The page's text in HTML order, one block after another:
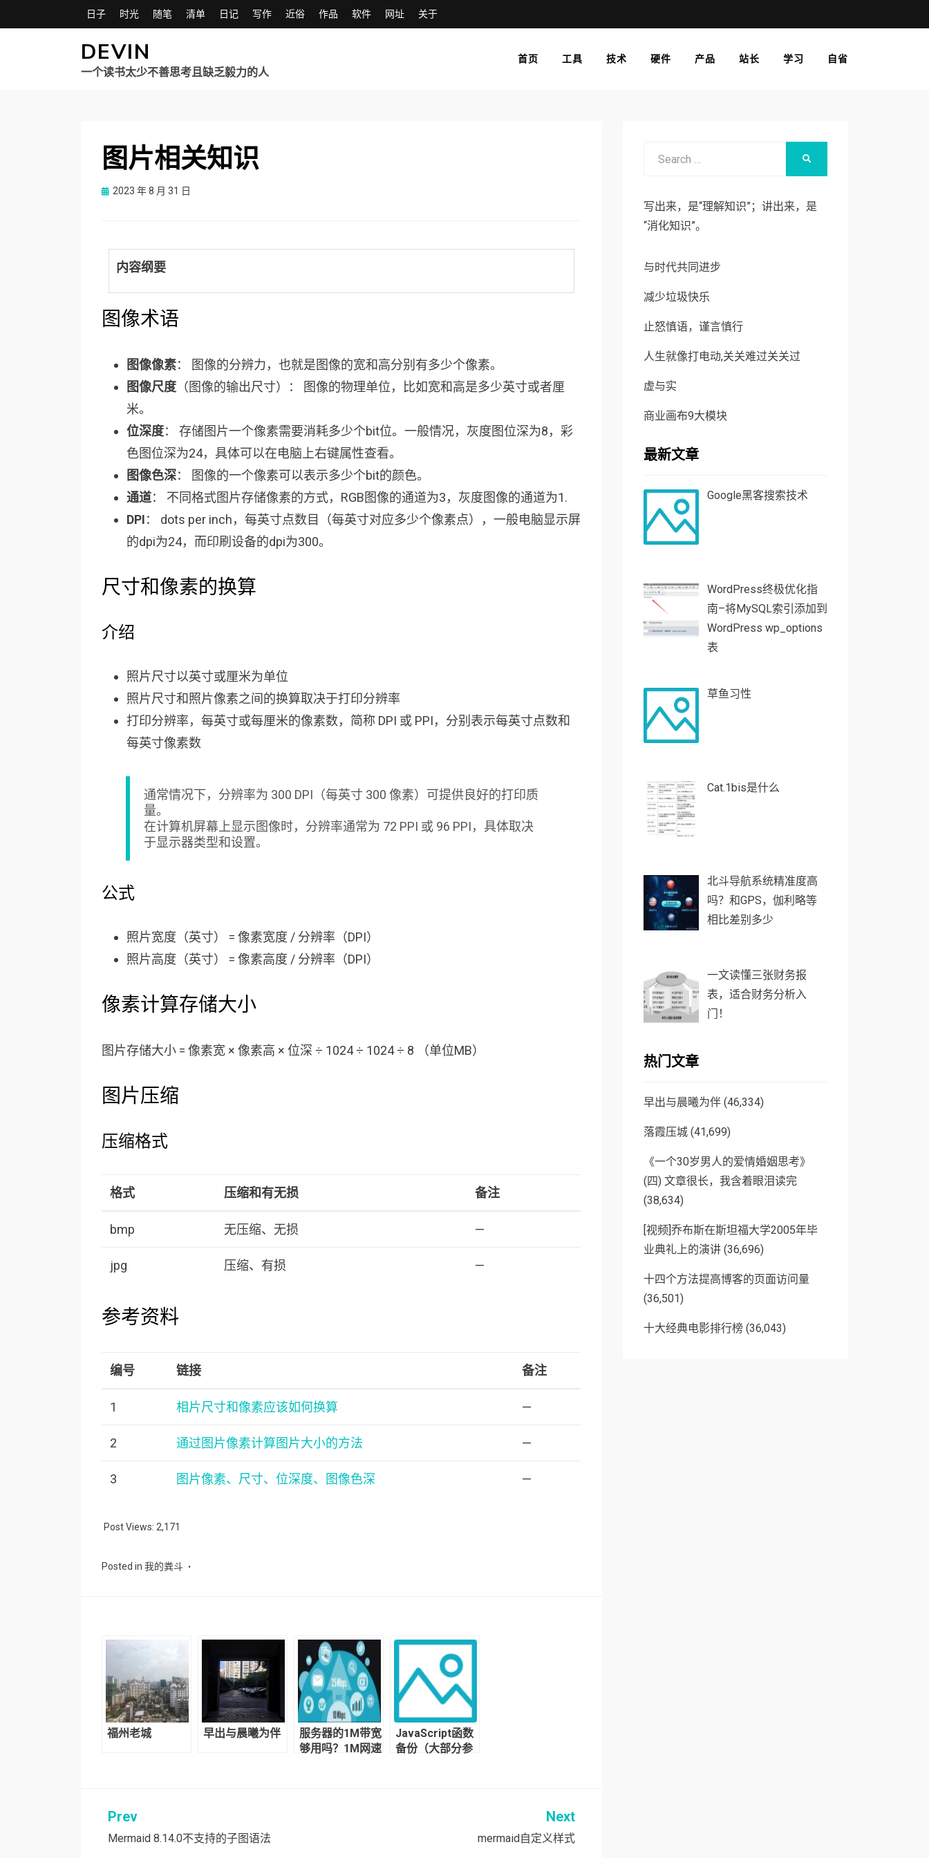
日子 时光 随笔 清单 日记 写作 近俗 作品 软件 网址 关于
DEVIN
一个读书太少不善思考且缺乏毅力的人
首页 工具 技术 硬件 产品 站长 学习 自省
图片相关知识
Posted
2023 年 8 月 31 日
内容纲要
图像术语
图像像素： 图像的分辨力，也就是图像的宽和高分别有多少个像素。
图像尺度 （图像的输出尺寸）： 图像的物理单位，比如宽和高是多少英寸或者厘
米。
位深度： 存储图片一个像素需要消耗多少个bit位。一般情况，灰度图位深为8，彩
色图位深为24，具体可以在电脑上右键属性查看。
图像色深： 图像的一个像素可以表示多少个bit的颜色。
通道： 不同格式图片存储像素的方式，RGB图像的通道为3，灰度图像的通道为1.
DPI： dots per inch，每英寸点数目（每英寸对应多少个像素点），一般电脑显示屏
的dpi为24，而印刷设备的dpi为300。
尺寸和像素的换算
介绍
照片尺寸以英寸或厘米为单位
照片尺寸和照片像素之间的换算取决于打印分辨率
打印分辨率，每英寸或每厘米的像素数，简称 DPI 或 PPI，分别表示每英寸点数和
每英寸像素数
通常情况下，分辨率为 300 DPI（每英寸 300 像素）可提供良好的打印质
量。
在计算机屏幕上显示图像时，分辨率通常为 72 PPI 或 96 PPI，具体取决
于显示器类型和设置。
公式
照片宽度（英寸） = 像素宽度 / 分辨率（DPI）
照片高度（英寸） = 像素高度 / 分辨率（DPI）
像素计算存储大小
图片存储大小 = 像素宽 × 像素高 × 位深 ÷ 1024 ÷ 1024 ÷ 8 （单位MB）
图片压缩
压缩格式
格式 压缩和有无损 备注
bmp 无压缩、无损 —
jpg 压缩、有损 —
参考资料
编号 链接 备注
1 相片尺寸和像素应该如何换算 —
2 通过图片像素计算图片大小的方法 —
3 图片像素、尺寸、位深度、图像色深 —
Post Views: 2,171
Posted in 我的粪斗
福州老城 早出与晨曦为伴
服务器的1M带宽
够用吗？1M网速
JavaScript函数
备份（大部分参
文
章
Prev
Mermaid 8.14.0不支持的子图语法
Next
mermaid自定义样式
写出来，是“理解知识”；讲出来，是
“消化知识”。
与时代共同进步
减少垃圾快乐
止怒慎语，谨言慎行
人生就像打电动,关关难过关关过
虚与实
商业画布9大模块
最新文章
Google黑客搜索技术
WordPress终极优化指
南–将MySQL索引添加到
WordPress wp_options
表
草鱼习性
Cat.1bis是什么
北斗导航系统精准度高
吗？和GPS，伽利略等
相比差别多少
一文读懂三张财务报
表，适合财务分析入
门！
热门文章
早出与晨曦为伴 (46,334)
落霞压城 (41,699)
《一个30岁男人的爱情婚姻思考》
(四) 文章很长，我含着眼泪读完
(38,634)
[视频]乔布斯在斯坦福大学2005年毕
业典礼上的演讲 (36,696)
十四个方法提高博客的页面访问量
(36,501)
十大经典电影排行榜 (36,043)